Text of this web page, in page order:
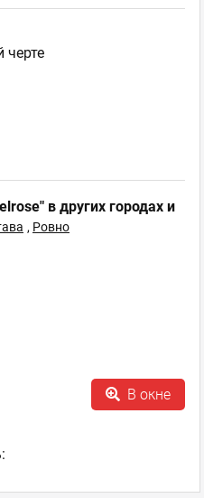
черте
в других городах и
, Ровно
В окне